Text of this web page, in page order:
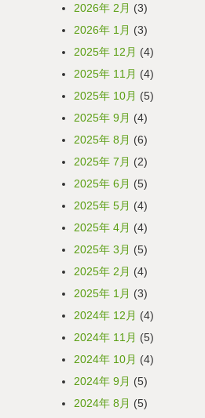
2026年 2月 (3)
2026年 1月 (3)
2025年 12月 (4)
2025年 11月 (4)
2025年 10月 (5)
2025年 9月 (4)
2025年 8月 (6)
2025年 7月 (2)
2025年 6月 (5)
2025年 5月 (4)
2025年 4月 (4)
2025年 3月 (5)
2025年 2月 (4)
2025年 1月 (3)
2024年 12月 (4)
2024年 11月 (5)
2024年 10月 (4)
2024年 9月 (5)
2024年 8月 (5)